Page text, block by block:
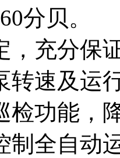
分贝。
，充分保
转速及运
检功能，
制全自动